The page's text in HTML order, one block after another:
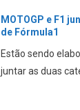
MOTOGP e F1
de Fórmula1
Estão sendo
juntar as duas